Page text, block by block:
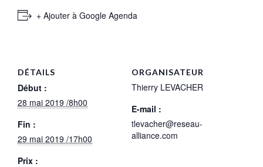
+ Ajouter à Google Agenda
DÉTAILS
Début :
28 mai 2019 /8h00
Fin :
29 mai 2019 /17h00
Prix :
ORGANISATEUR
Thierry LEVACHER
E-mail :
tlevacher@reseau-
alliance.com